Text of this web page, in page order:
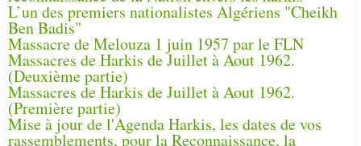
L’un des premiers nationalistes Algériens "Cheikh
Ben Badis"
Massacre de Melouza 1 juin 1957 par le FLN
Massacres de Harkis de Juillet à Aout 1962.
(Deuxième partie)
Massacres de Harkis de Juillet à Aout 1962.
(Première partie)
Mise à jour de l'Agenda Harkis, les dates de vos
rassemblements, pour la Reconnaissance, la